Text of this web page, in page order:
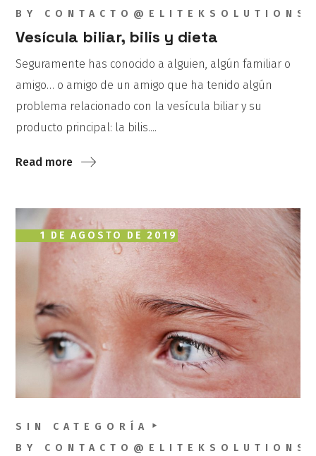
BY
Vesícula biliar, bilis y dieta
Seguramente has conocido a alguien, algún familiar o
amigo… o amigo de un amigo que ha tenido algún
problema relacionado con la vesícula biliar y su
producto principal: la bilis....
Read more
1 DE AGOSTO DE 2019
SIN CATEGORÍA
BY